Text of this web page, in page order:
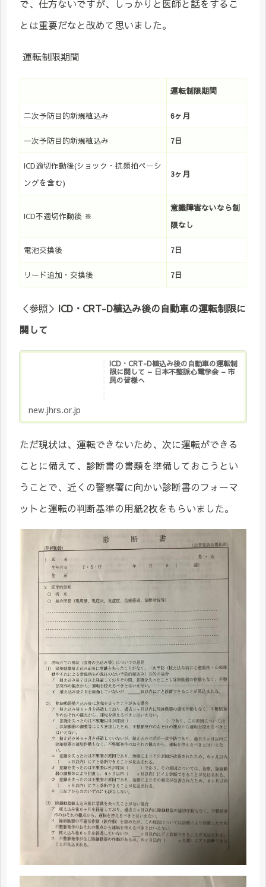
で、仕方ないですが、しっかりと医師と話をするこ
とは重要だなと改めて思いました。
運転制限期間
運転制限期間
二次予防目的新規植込み 6ヶ月
一次予防目的新規植込み 7日
ICD適切作動後(ショック・抗頻拍ペーシ
ングを含む)
3ヶ月
ICD不適切作動後 ※
意識障害ないなら制
限なし
電池交換後 7日
リード追加・交換後 7日
＜参照＞ ICD・CRT-D植込み後の自動車の運転制限に
関して
ICD・CRT-D植込み後の自動車の運転制
限に関して – 日本不整脈心電学会 – 市
民の皆様へ
new.jhrs.or.jp
ただ現状は、運転できないため、次に運転ができる
ことに備えて、診断書の書類を準備しておこうとい
うことで、近くの警察署に向かい診断書のフォーマ
ットと運転の判断基準の用紙2枚をもらいました。